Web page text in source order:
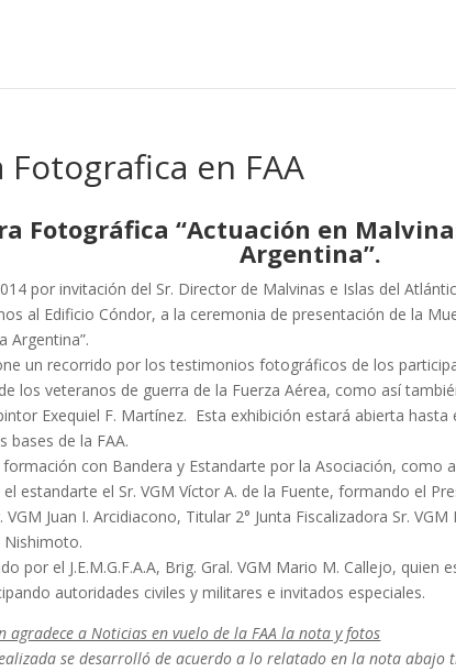
en FAA
Fotográfica “Actuación en
Argentina”.
por invitación del Sr. Director de Malvinas e Islas del
al Edificio Cóndor, a la ceremonia de presentación de la
Argentina”.
un recorrido por los testimonios fotográficos de los
los veteranos de guerra de la Fuerza Aérea, como así
Exequiel F. Martínez. Esta exhibición estará abierta
bases de la FAA.
con Bandera y Estandarte por la Asociación, como
estandarte el Sr. VGM Víctor A. de la Fuente, formando el
Juan I. Arcidiacono, Titular 2° Junta Fiscalizadora Sr.
Nishimoto.
por el J.E.M.G.F.A.A, Brig. Gral. VGM Mario M. Callejo,
autoridades civiles y militares e invitados especiales.
agradece a Noticias en vuelo de la FAA la nota y fotos
se desarrolló de acuerdo a lo relatado en la nota abajo